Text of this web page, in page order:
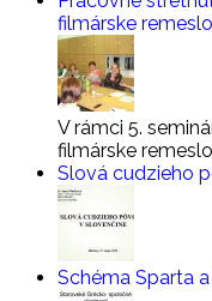
filmárske remeslo
V rámci 5.
filmárske
Slová cudzieho
Schéma Sparta